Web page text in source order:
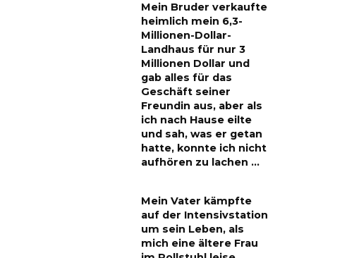
Mein Bruder verkaufte
heimlich mein 6,3-
Millionen-Dollar-
Landhaus für nur 3
Millionen Dollar und
gab alles für das
Geschäft seiner
Freundin aus, aber als
ich nach Hause eilte
und sah, was er getan
hatte, konnte ich nicht
aufhören zu lachen …
Mein Vater kämpfte
auf der Intensivstation
um sein Leben, als
mich eine ältere Frau